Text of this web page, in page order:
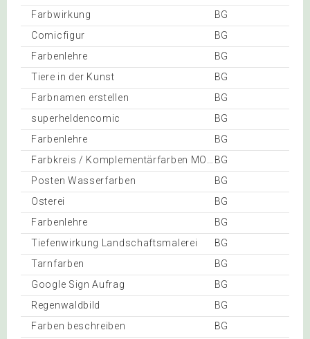
Farbwirkung
BG
Comicfigur
BG
Farbenlehre
BG
Tiere in der Kunst
BG
Farbnamen erstellen
BG
superheldencomic
BG
Farbenlehre
BG
BG
Posten Wasserfarben
BG
Osterei
BG
Farbenlehre
BG
Tiefenwirkung Landschaftsmalerei
BG
Tarnfarben
BG
Google Sign Aufrag
BG
Regenwaldbild
BG
Farben beschreiben
BG